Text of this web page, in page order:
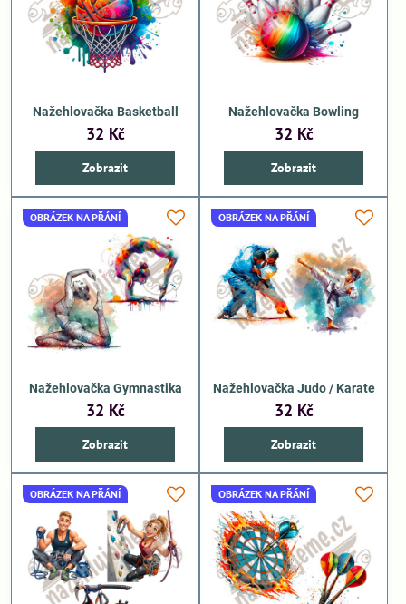
Nažehlovačka Basketball
32 Kč
Zobrazit
Nažehlovačka Bowling
32 Kč
Zobrazit
OBRÁZEK NA PŘÁNÍ
Nažehlovačka Gymnastika
32 Kč
Zobrazit
OBRÁZEK NA PŘÁNÍ
Nažehlovačka Judo / Karate
32 Kč
Zobrazit
OBRÁZEK NA PŘÁNÍ OBRÁZEK NA PŘÁNÍ